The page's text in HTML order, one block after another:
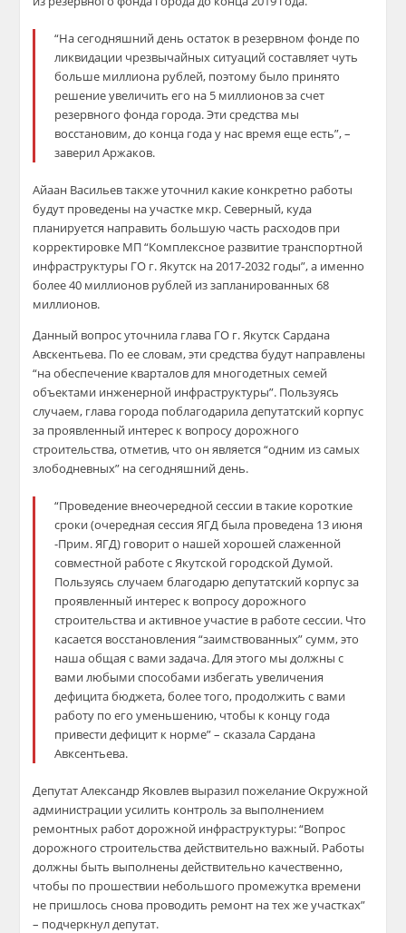
“На сегодняшний день остаток в резервном фонде по
ликвидации чрезвычайных ситуаций составляет чуть
больше миллиона рублей, поэтому было принято
решение увеличить его на 5 миллионов за счет
резервного фонда города. Эти средства мы
восстановим, до конца года у нас время еще есть”, –
заверил Аржаков.
Айаан Васильев также уточнил какие конкретно работы
будут проведены на участке мкр. Северный, куда
планируется направить большую часть расходов при
корректировке МП “Комплексное развитие транспортной
инфраструктуры ГО г. Якутск на 2017-2032 годы”, а именно
более 40 миллионов рублей из запланированных 68
миллионов.
Данный вопрос уточнила глава ГО г. Якутск Сардана
Авскентьева. По ее словам, эти средства будут направлены
“на обеспечение кварталов для многодетных семей
объектами инженерной инфраструктуры”. Пользуясь
случаем, глава города поблагодарила депутатский корпус
за проявленный интерес к вопросу дорожного
строительства, отметив, что он является “одним из самых
злободневных” на сегодняшний день.
“Проведение внеочередной сессии в такие короткие
сроки (очередная сессия ЯГД была проведена 13 июня
-Прим. ЯГД) говорит о нашей хорошей слаженной
совместной работе с Якутской городской Думой.
Пользуясь случаем благодарю депутатский корпус за
проявленный интерес к вопросу дорожного
строительства и активное участие в работе сессии. Что
касается восстановления “заимствованных” сумм, это
наша общая с вами задача. Для этого мы должны с
вами любыми способами избегать увеличения
дефицита бюджета, более того, продолжить с вами
работу по его уменьшению, чтобы к концу года
привести дефицит к норме” – сказала Сардана
Авксентьева.
Депутат Александр Яковлев выразил пожелание Окружной
администрации усилить контроль за выполнением
ремонтных работ дорожной инфраструктуры: “Вопрос
дорожного строительства действительно важный. Работы
должны быть выполнены действительно качественно,
чтобы по прошествии небольшого промежутка времени
не пришлось снова проводить ремонт на тех же участках”
– подчеркнул депутат.